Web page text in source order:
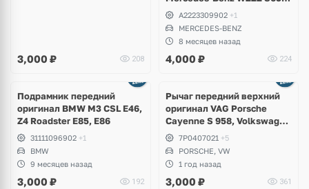
3,000 ₽ 208
AMG 4Matic
A2223309902 +1
MERCEDES-BENZ
8 месяцев назад
4,000 ₽ 224
Подрамник передний
оригинал BMW M3 CSL E46,
Z4 Roadster E85, E86
31111096902 +1
BMW
9 месяцев назад
3,000 ₽ 192
Рычаг передний верхний
оригинал VAG Porsche
Cayenne S 958, Volkswagen
Touareg NF
7P0407021 +5
PORSCHE, VW
1 год назад
3,000 ₽ 361